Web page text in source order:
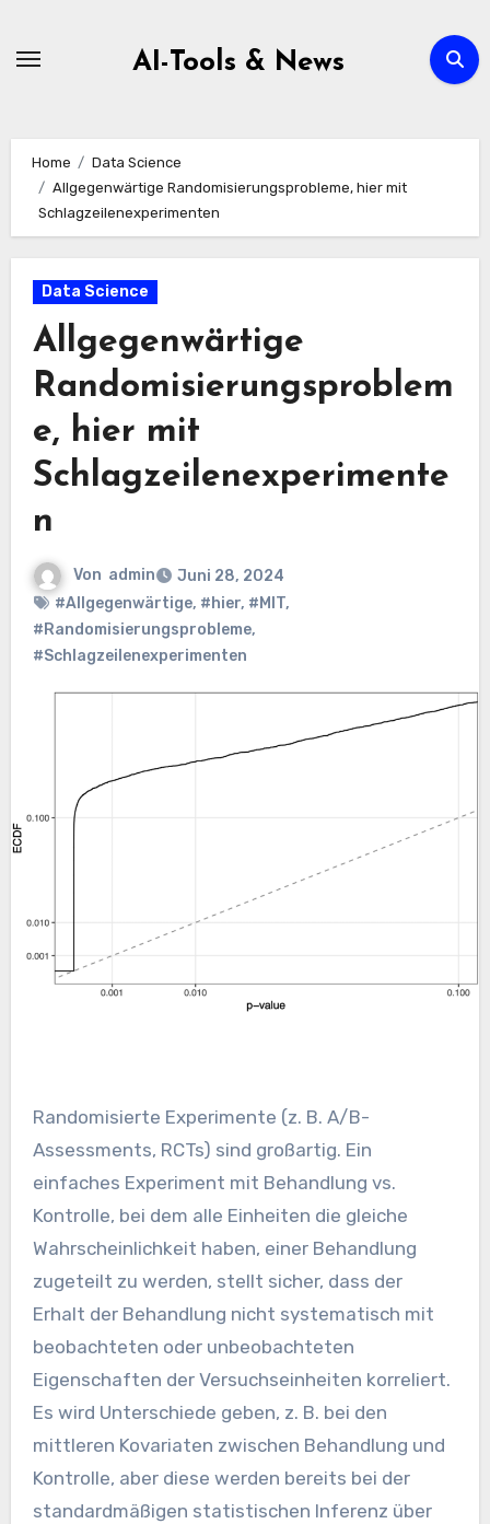
AI-Tools & News
Home
Data Science
Allgegenwärtige Randomisierungsprobleme, hier mit
Schlagzeilenexperimenten
Data Science
Allgegenwärtige
Randomisierungsproblem
e, hier mit
Schlagzeilenexperimente
n
Von admin
Juni 28, 2024
#Allgegenwärtige, #hier, #MIT,
#Randomisierungsprobleme,
#Schlagzeilenexperimenten
Randomisierte Experimente (z. B. A/B-
Assessments, RCTs) sind großartig. Ein
einfaches Experiment mit Behandlung vs.
Kontrolle, bei dem alle Einheiten die gleiche
Wahrscheinlichkeit haben, einer Behandlung
zugeteilt zu werden, stellt sicher, dass der
Erhalt der Behandlung nicht systematisch mit
beobachteten oder unbeobachteten
Eigenschaften der Versuchseinheiten korreliert.
Es wird Unterschiede geben, z. B. bei den
mittleren Kovariaten zwischen Behandlung und
Kontrolle, aber diese werden bereits bei der
standardmäßigen statistischen Inferenz über